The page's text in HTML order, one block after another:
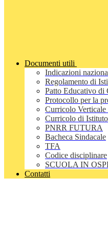
Documenti utili
Indicazioni
Regolamento di
Patto Educativo di
Protocollo per la
Curricolo Verticale
Curricolo di
PNRR FUTURA
Bacheca Sindacale
TFA
Codice disciplinare
SCUOLA IN
Contatti